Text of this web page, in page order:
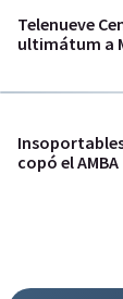
Telenueve
ultimátum a
copó el AMBA